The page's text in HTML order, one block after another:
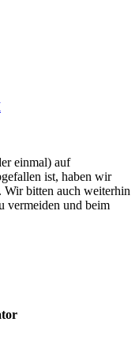
einmal) auf
ist, haben wir
Wir bitten auch weiterhin
vermeiden und beim